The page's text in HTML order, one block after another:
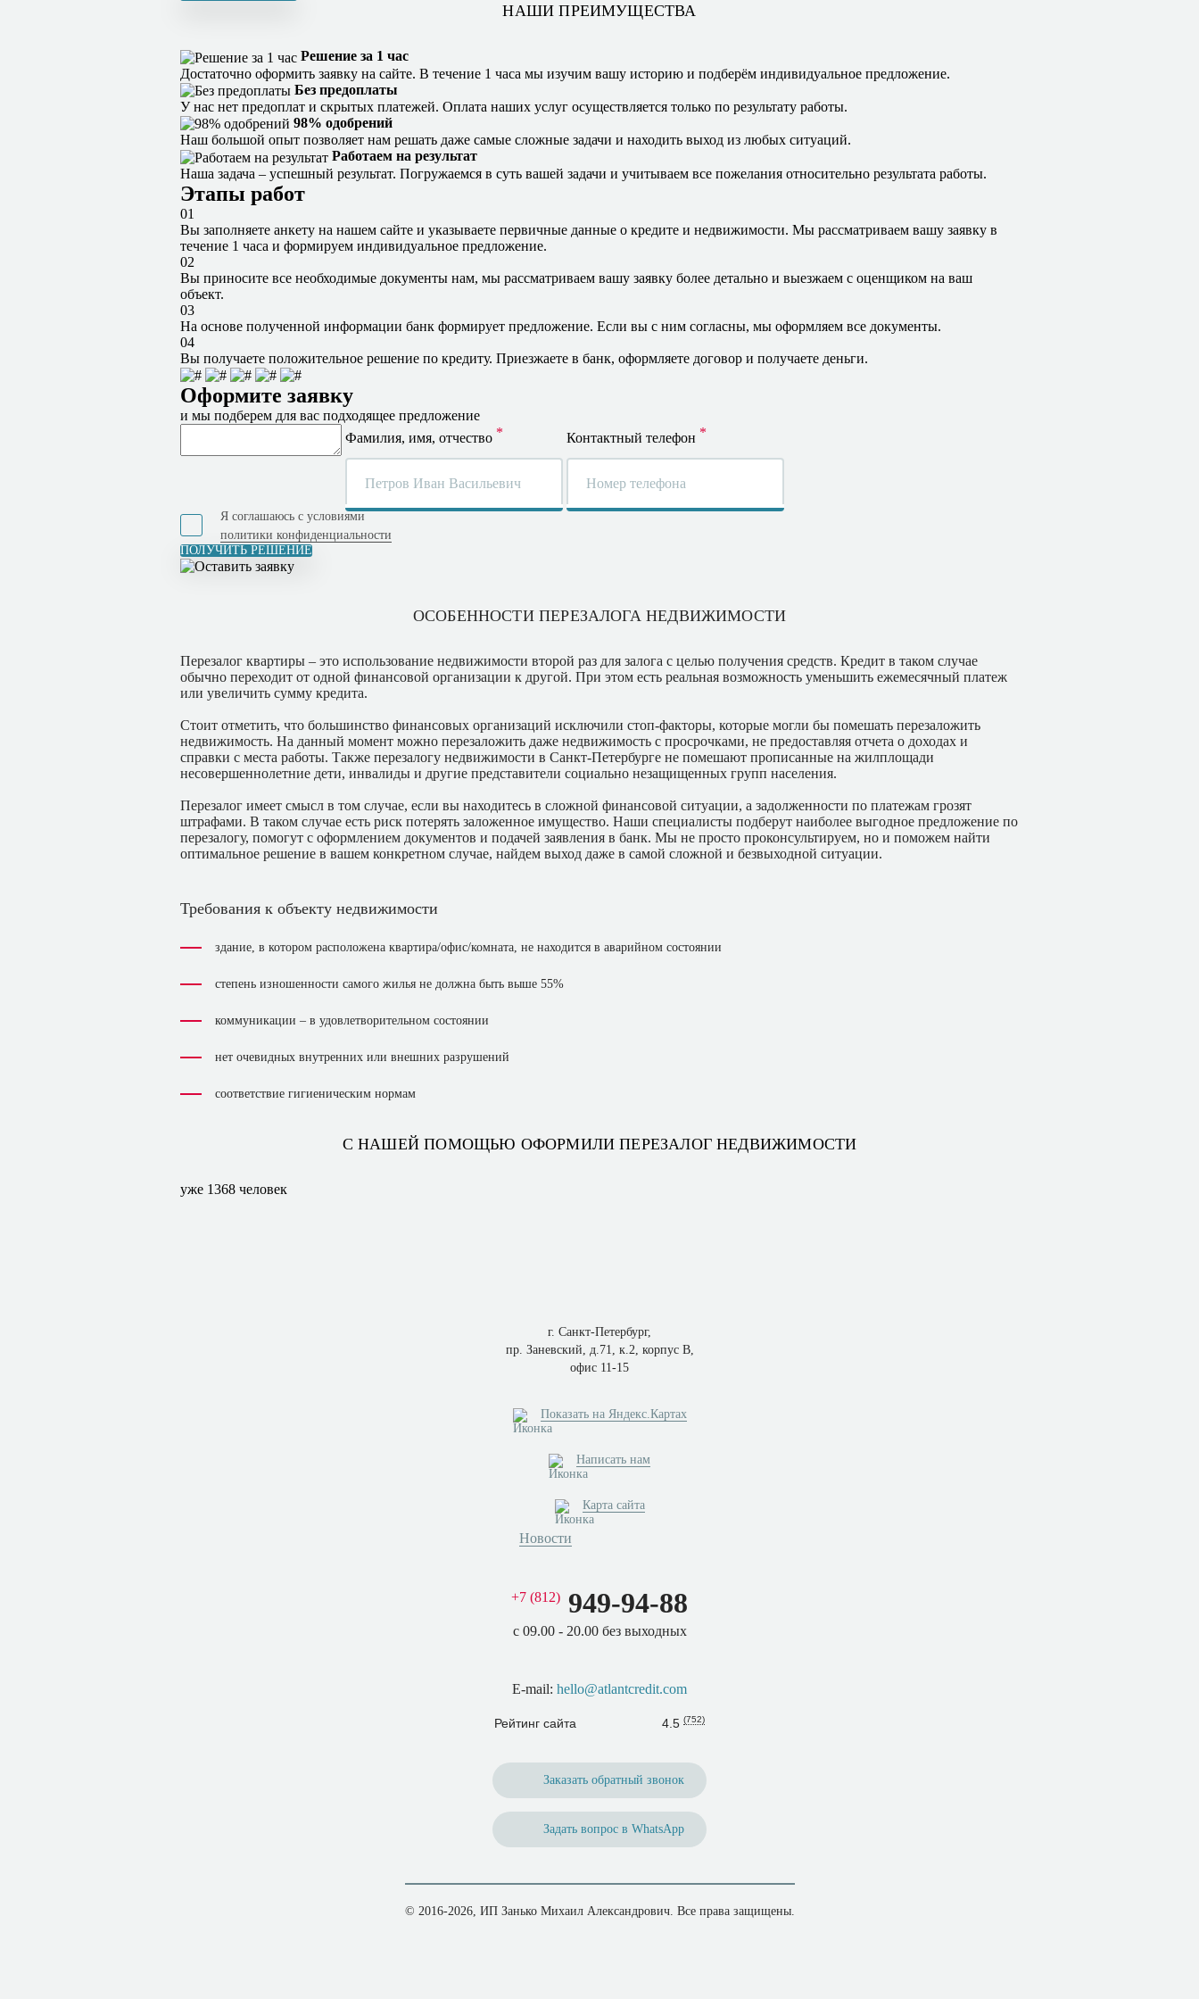
НАШИ ПРЕИМУЩЕСТВА
Решение за 1 час
Достаточно оформить заявку на сайте. В течение 1 часа мы изучим вашу историю и подберём индивидуальное предложение.
Без предоплаты
У нас нет предоплат и скрытых платежей. Оплата наших услуг осуществляется только по результату работы.
98% одобрений
Наш большой опыт позволяет нам решать даже самые сложные задачи и находить выход из любых ситуаций.
Работаем на результат
Наша задача – успешный результат. Погружаемся в суть вашей задачи и учитываем все пожелания относительно результата работы.
Этапы работ
01
Вы заполняете анкету на нашем сайте и указываете первичные данные о кредите и недвижимости. Мы рассматриваем вашу заявку в
течение 1 часа и формируем индивидуальное предложение.
02
Вы приносите все необходимые документы нам, мы рассматриваем вашу заявку более детально и выезжаем с оценщиком на ваш
объект.
03
На основе полученной информации банк формирует предложение. Если вы с ним согласны, мы оформляем все документы.
04
Вы получаете положительное решение по кредиту. Приезжаете в банк, оформляете договор и получаете деньги.
Оформите заявку
и мы подберем для вас подходящее предложение
Фамилия, имя, отчество
Контактный телефон
Я соглашаюсь с условиями
политики конфиденциальности
ПОЛУЧИТЬ РЕШЕНИЕ
ОСОБЕННОСТИ ПЕРЕЗАЛОГА НЕДВИЖИМОСТИ
Перезалог квартиры – это использование недвижимости второй раз для залога с целью получения средств. Кредит в таком случае
обычно переходит от одной финансовой организации к другой. При этом есть реальная возможность уменьшить ежемесячный платеж
или увеличить сумму кредита.
Стоит отметить, что большинство финансовых организаций исключили стоп-факторы, которые могли бы помешать перезаложить
недвижимость. На данный момент можно перезаложить даже недвижимость с просрочками, не предоставляя отчета о доходах и
справки с места работы. Также перезалогу недвижимости в Санкт-Петербурге не помешают прописанные на жилплощади
несовершеннолетние дети, инвалиды и другие представители социально незащищенных групп населения.
Перезалог имеет смысл в том случае, если вы находитесь в сложной финансовой ситуации, а задолженности по платежам грозят
штрафами. В таком случае есть риск потерять заложенное имущество. Наши специалисты подберут наиболее выгодное предложение по
перезалогу, помогут с оформлением документов и подачей заявления в банк. Мы не просто проконсультируем, но и поможем найти
оптимальное решение в вашем конкретном случае, найдем выход даже в самой сложной и безвыходной ситуации.
Требования к объекту недвижимости
здание, в котором расположена квартира/офис/комната, не находится в аварийном состоянии
степень изношенности самого жилья не должна быть выше 55%
коммуникации – в удовлетворительном состоянии
нет очевидных внутренних или внешних разрушений
соответствие гигиеническим нормам
С НАШЕЙ ПОМОЩЬЮ ОФОРМИЛИ ПЕРЕЗАЛОГ НЕДВИЖИМОСТИ
уже 1368 человек
г. Санкт-Петербург,
пр. Заневский, д.71, к.2, корпус В,
офис 11-15
Показать на Яндекс.Картах
Написать нам
Карта сайта
Новости
+7 (812) 949-94-88
с 09.00 - 20.00 без выходных
E-mail: hello@atlantcredit.com
Рейтинг сайта 4.5 (752)
Заказать обратный звонок
Задать вопрос в WhatsApp
© 2016-2026, ИП Занько Михаил Александрович. Все права защищены.